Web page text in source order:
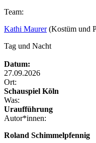
Team:
Kathi Maurer(Kostüm und
Tag und Nacht
Datum:
27.09.2026
Ort:
Schauspiel Köln
Was:
Uraufführung
Autor*innen:
Roland Schimmelpfennig